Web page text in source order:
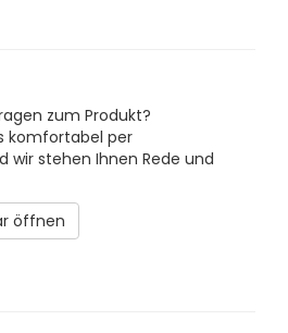
zum Produkt?
komfortabel per
wir stehen Ihnen Rede und
öffnen